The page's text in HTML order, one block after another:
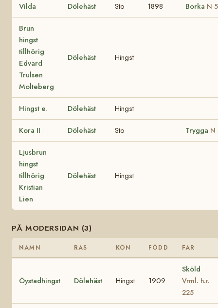
Vilda Dölehäst Sto 1898 Borka N
Brun
hingst
tillhörig
Edvard
Trulsen
Molteberg
Dölehäst Hingst
Hingst e. Dölehäst Hingst
Kora II Dölehäst Sto Trygga N
Ljusbrun
hingst
tillhörig
Kristian
Lien
Dölehäst Hingst
PÅ MODERSIDAN (3)
NAMN RAS KÖN FÖDD FAR
Öystadhingst Dölehäst Hingst 1909
Sköld
Vrml. h.r.
225